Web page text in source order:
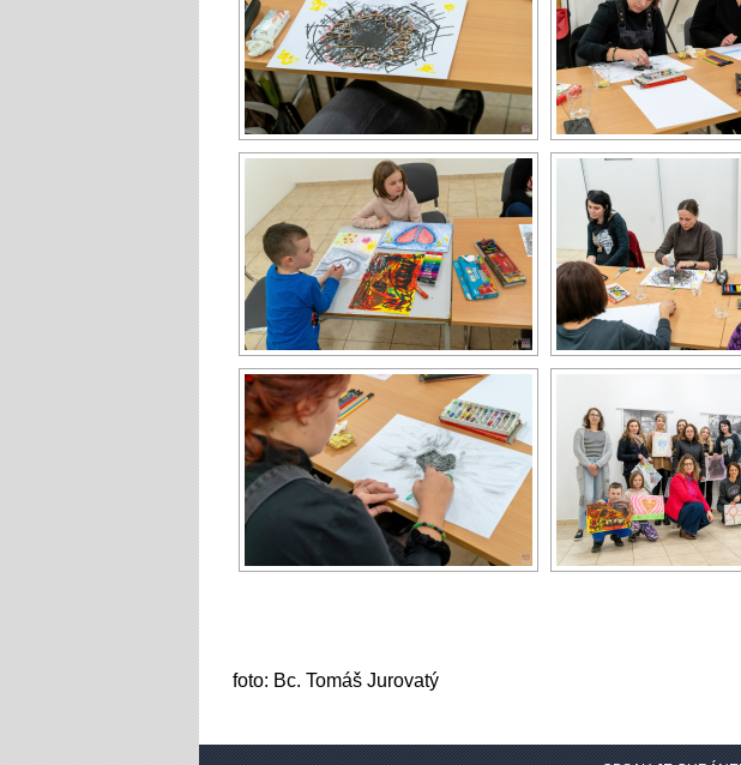
foto: Bc. Tomáš Jurovatý